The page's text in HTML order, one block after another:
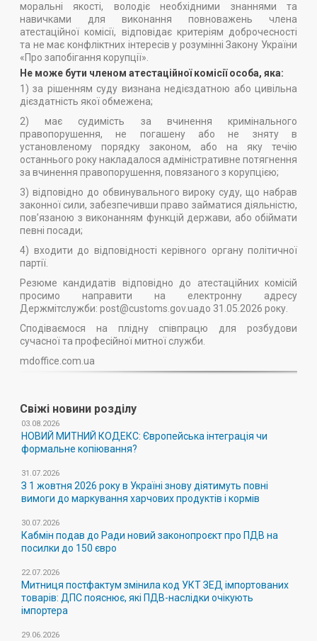
моральні якості, володіє необхідними знаннями та
навичками для виконання повноважень члена
атестаційної комісії, відповідає критеріям доброчесності
та не має конфліктних інтересів у розумінні Закону України
«Про запобігання корупції».
Не може бути членом атестаційної комісії особа, яка:
1) за рішенням суду визнана недієздатною або цивільна
дієздатність якої обмежена;
2) має судимість за вчинення кримінального
правопорушення, не погашену або не зняту в
установленому порядку законом, або на яку течію
останнього року накладалося адміністративне потягнення
за вчинення правопорушення, повязаного з корупцією;
3) відповідно до обвинувального вироку суду, що набрав
законної сили, забезпечивши право займатися діяльністю,
пов’язаною з виконанням функцій держави, або обіймати
певні посади;
4) входити до відповідності керівного органу політичної
партії.
Резюме кандидатів відповідно до атестаційних комісій
просимо направити на електронну адресу
Держмітслужби: post@customs.gov.uaдо 31.05.2026 року.
Сподіваємося на плідну співпрацю для розбудови
сучасної та професійної митної служби.
mdoffice.com.ua
Свіжі новини розділу
03.08.2026
НОВИЙ МИТНИЙ КОДЕКС: Європейська інтеграція чи
формальне копіювання?
31.07.2026
З 1 жовтня 2026 року в Україні знову діятимуть повні
вимоги до маркування харчових продуктів і кормів
30.07.2026
Кабмін подав до Ради новий законопроєкт про ПДВ на
посилки до 150 євро
22.07.2026
Митниця постфактум змінила код УКТ ЗЕД імпортованих
товарів: ДПС пояснює, які ПДВ-наслідки очікують
імпортера
29.06.2026